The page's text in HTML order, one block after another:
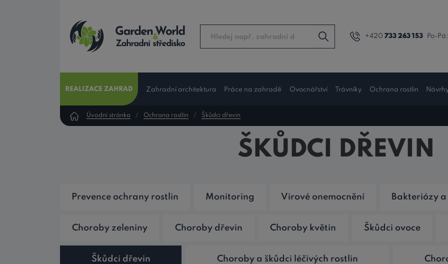
+420 733 263 153 Po-
REALIZACE ZAHRAD Zahradní architektura Práce na zahradě Ovocnářství Trávníky Ochrana rostlin
Úvodní stránka Ochrana rostlin Škůdci dřevin
ŠKŮDCI DŘEVIN
Prevence ochrany rostlin Monitoring Virové onemocnění Bakteriózy
Choroby zeleniny Choroby dřevin Choroby květin Škůdci ovoce
Škůdci dřevin Choroby a škůdci léčivých rostlin